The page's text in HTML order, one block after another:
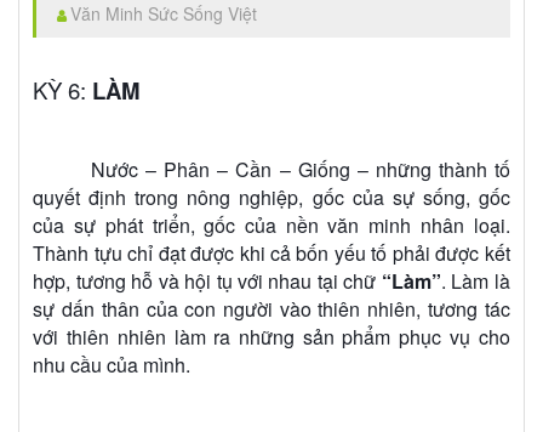
Văn Minh Sức Sống Việt
KỲ 6: LÀM
Nước – Phân – Cần – Giống – những thành tố
quyết định trong nông nghiệp, gốc của sự sống, gốc
của sự phát triển, gốc của nền văn minh nhân loại.
Thành tựu chỉ đạt được khi cả bốn yếu tố phải được kết
hợp, tương hỗ và hội tụ với nhau tại chữ “Làm”. Làm là
sự dấn thân của con người vào thiên nhiên, tương tác
với thiên nhiên làm ra những sản phẩm phục vụ cho
nhu cầu của mình.